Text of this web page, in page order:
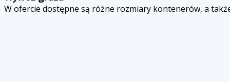
W ofercie dostępne są różne rozmiary kontenerów, a